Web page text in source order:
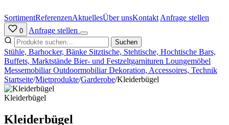
Inhalt
springen
SortimentReferenzenAktuellesÜber unsKontakt Anfrage stellen
0 Anfrage stellen
Suchen
Stühle, Barhocker, Bänke Sitztische, Stehtische, Hochtische Bars,
Buffets, Marktstände Bier- und Festzeltgarnituren Loungemöbel
MessemobiliarOutdoormobiliarDekoration, Accessoires, Technik
Startseite/Mietprodukte/Garderobe/Kleiderbügel
Kleiderbügel
Kleiderbügel